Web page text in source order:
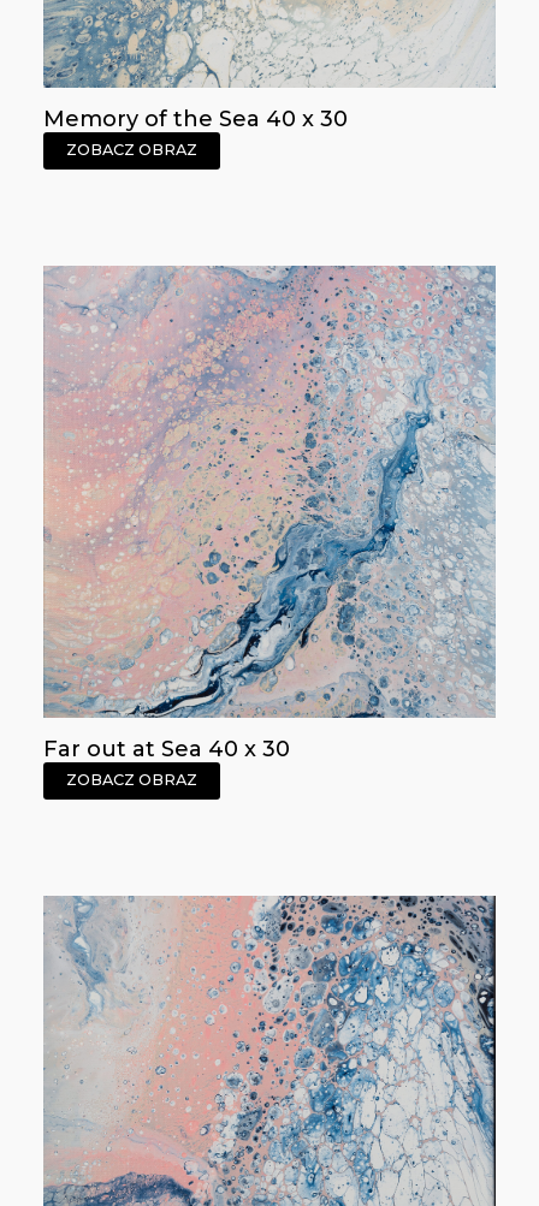
Memory of the Sea 40 x 30
ZOBACZ OBRAZ
Far out at Sea 40 x 30
ZOBACZ OBRAZ